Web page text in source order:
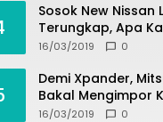
Sosok New Nissan
Terungkap, Apa
16/03/2019 0
Demi Xpander,
Bakal Mengimpor
Pajero Sport
16/03/2019 0